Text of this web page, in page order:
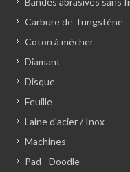
Carbure de Tungstène
Coton à mécher
Diamant
Disque
Feuille
Laine d'acier / Inox
Machines
Pad - Doodle